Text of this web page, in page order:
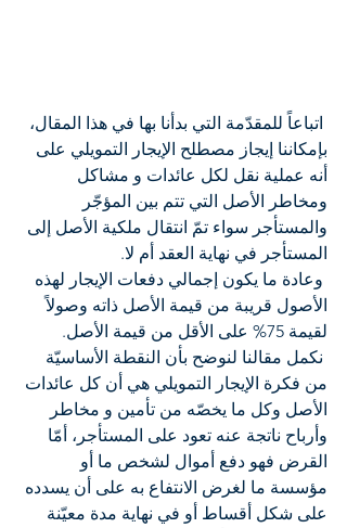
اتباعاً للمقدّمة التي بدأنا بها في هذا المقال،
بإمكاننا إيجاز مصطلح الإيجار التمويلي على
أنه عملية نقل لكل عائدات و مشاكل
ومخاطر الأصل التي تتم بين المؤجّر
والمستأجر سواء تمّ انتقال ملكية الأصل إلى
المستأجر في نهاية العقد أم لا.
وعادة ما يكون إجمالي دفعات الإيجار لهذه
الأصول قريبة من قيمة الأصل ذاته وصولاً
لقيمة 75% على الأقل من قيمة الأصل.
نكمل مقالنا لنوضح بأن النقطة الأساسيّة
من فكرة الإيجار التمويلي هي أن كل عائدات
الأصل وكل ما يخصّه من تأمين و مخاطر
وأرباح ناتجة عنه تعود على المستأجر، أمّا
القرض فهو دفع أموال لشخص ما أو
مؤسسة ما لغرض الانتفاع به على أن يسدده
على شكل أقساط أو في نهاية مدة معيّنة